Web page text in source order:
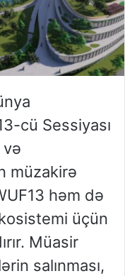
cü Sessiyası
və
müzakirə
həm də
üçün
Müasir
salınması,